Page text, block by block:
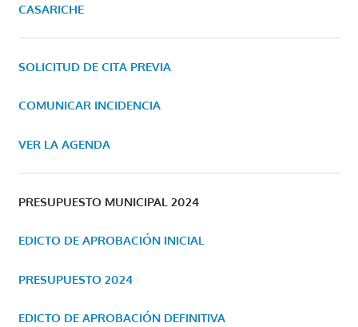
CASARICHE
SOLICITUD DE CITA PREVIA
COMUNICAR INCIDENCIA
VER LA AGENDA
PRESUPUESTO MUNICIPAL 2024
EDICTO DE APROBACIÓN INICIAL
PRESUPUESTO 2024
EDICTO DE APROBACIÓN DEFINITIVA